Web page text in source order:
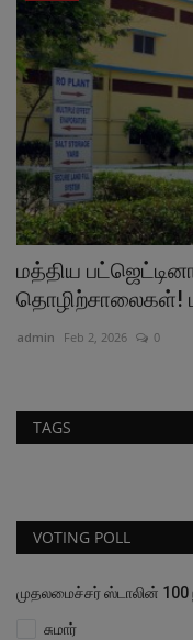
மத்திய
தொழிற்சாலைகள்!
admin Feb 2, 2026 0
TAGS
VOTING POLL
முதலமைச்சர் ஸ்டாலின் 100
சுமார்